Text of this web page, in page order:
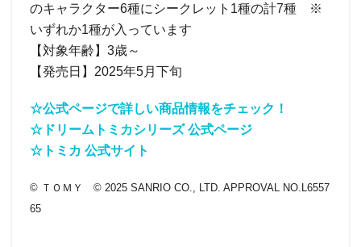
のキャラクター6種にシークレット1種の計7種 ※
いずれか1種が入っています
【対象年齢】3歳～
【発売日】2025年5月下旬
☆公式ページで詳しい商品情報をチェック！
☆ドリームトミカシリーズ 公式ページ
☆トミカ 公式サイト
© ＴＯＭＹ © 2025 SANRIO CO., LTD. APPROVAL NO.L6557
65